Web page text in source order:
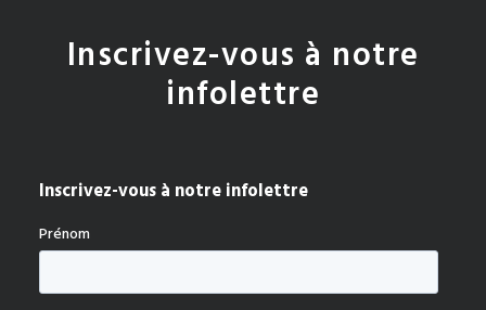
Inscrivez-vous à notre
infolettre